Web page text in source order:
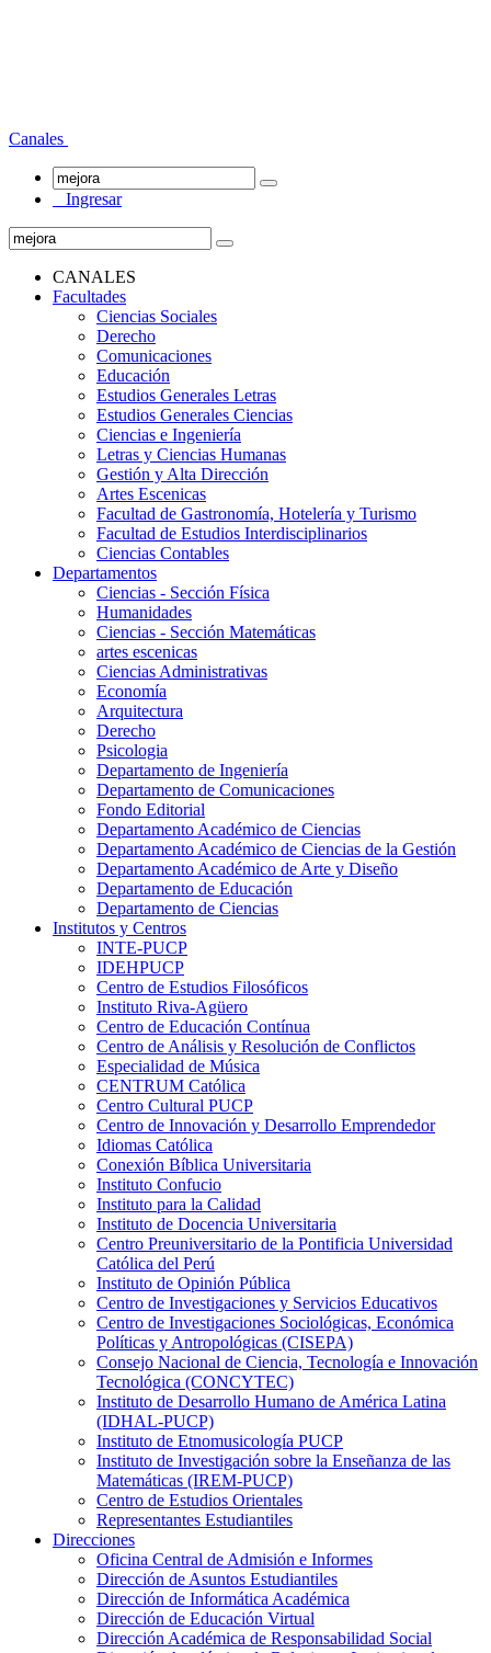
Canales
Ingresar
CANALES
Facultades
Ciencias Sociales
Derecho
Comunicaciones
Educación
Estudios Generales Letras
Estudios Generales Ciencias
Ciencias e Ingeniería
Letras y Ciencias Humanas
Gestión y Alta Dirección
Artes Escenicas
Facultad de Gastronomía, Hotelería y Turismo
Facultad de Estudios Interdisciplinarios
Ciencias Contables
Departamentos
Ciencias - Sección Física
Humanidades
Ciencias - Sección Matemáticas
artes escenicas
Ciencias Administrativas
Economía
Arquitectura
Derecho
Psicologia
Departamento de Ingeniería
Departamento de Comunicaciones
Fondo Editorial
Departamento Académico de Ciencias
Departamento Académico de Ciencias de la Gestión
Departamento Académico de Arte y Diseño
Departamento de Educación
Departamento de Ciencias
Institutos y Centros
INTE-PUCP
IDEHPUCP
Centro de Estudios Filosóficos
Instituto Riva-Agüero
Centro de Educación Contínua
Centro de Análisis y Resolución de Conflictos
Especialidad de Música
CENTRUM Católica
Centro Cultural PUCP
Centro de Innovación y Desarrollo Emprendedor
Idiomas Católica
Conexión Bíblica Universitaria
Instituto Confucio
Instituto para la Calidad
Instituto de Docencia Universitaria
Centro Preuniversitario de la Pontificia Universidad
Católica del Perú
Instituto de Opinión Pública
Centro de Investigaciones y Servicios Educativos
Centro de Investigaciones Sociológicas, Económica
Políticas y Antropológicas (CISEPA)
Consejo Nacional de Ciencia, Tecnología e Innovación
Tecnológica (CONCYTEC)
Instituto de Desarrollo Humano de América Latina
(IDHAL-PUCP)
Instituto de Etnomusicología PUCP
Instituto de Investigación sobre la Enseñanza de las
Matemáticas (IREM-PUCP)
Centro de Estudios Orientales
Representantes Estudiantiles
Direcciones
Oficina Central de Admisión e Informes
Dirección de Asuntos Estudiantiles
Dirección de Informática Académica
Dirección de Educación Virtual
Dirección Académica de Responsabilidad Social